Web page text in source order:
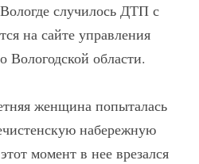
случилось ДТП с
на сайте управления
области.
женщина попыталась
набережную
момент в нее врезался